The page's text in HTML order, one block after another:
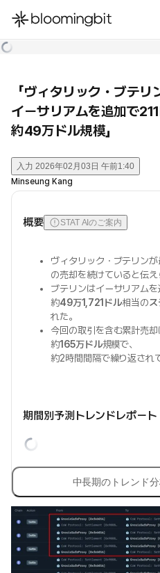
한국어
「ヴィタリック・ブテリ
イーサリアムを追加で
約49万ドル規模」
入力 2026年02月03日 午前1:40
Minseung Kang
概要 STAT AIのご案内
ヴィタリック・ブテリン
の売却を続けていると伝え
ブテリンはイーサリアムを
約49万1,721ドル相当の
れた。
今回の取引を含む累計売
約165万ドル規模で、
約2時間間隔で繰り返され
期間別予測トレンドレポート
中長期のトレンド